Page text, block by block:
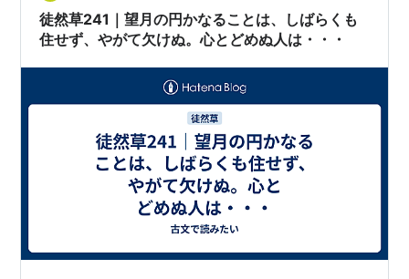
いふは、好このみ愛あいすることなり。 これを求めるこ
とは、止まる時がありません。 …
徒然草241｜望月の円かなることは、しばらくも
住せず、やがて欠けぬ。心とどめぬ人は・・・